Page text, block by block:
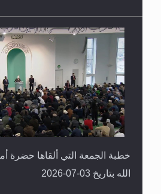
خطبة الجمعة التي ألقاها حضرة
الله بتاريخ 03-07-2026